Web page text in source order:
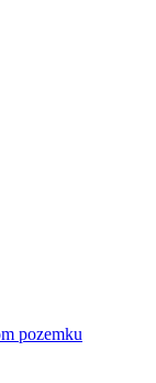
pozemku